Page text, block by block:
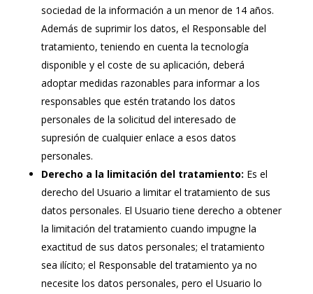
sociedad de la información a un menor de 14 años.
Además de suprimir los datos, el Responsable del
tratamiento, teniendo en cuenta la tecnología
disponible y el coste de su aplicación, deberá
adoptar medidas razonables para informar a los
responsables que estén tratando los datos
personales de la solicitud del interesado de
supresión de cualquier enlace a esos datos
personales.
Derecho a la limitación del tratamiento: Es el
derecho del Usuario a limitar el tratamiento de sus
datos personales. El Usuario tiene derecho a obtener
la limitación del tratamiento cuando impugne la
exactitud de sus datos personales; el tratamiento
sea ilícito; el Responsable del tratamiento ya no
necesite los datos personales, pero el Usuario lo